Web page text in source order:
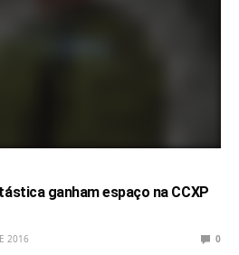
ganham espaço na CCXP
2016 0